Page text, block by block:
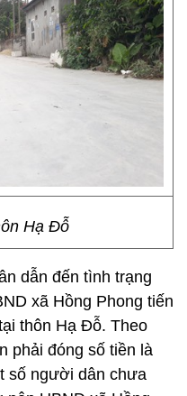
Hạ Đỗ
dẫn đến tình trạng
xã Hồng Phong tiến
thôn Hạ Đỗ. Theo
phải đóng số tiền là
số người dân chưa